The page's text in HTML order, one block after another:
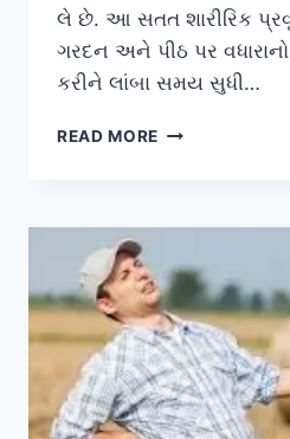
લે છે. આ સતત શારીરિક
ગરદન અને પીઠ પર
કરીને લાંબા સમય સુધી…
READ MORE શિક્ષકો
લખતી
થતા
ફ્રોઝન
શોલ્ડરના
શરૂઆતી
લક્ષણો.